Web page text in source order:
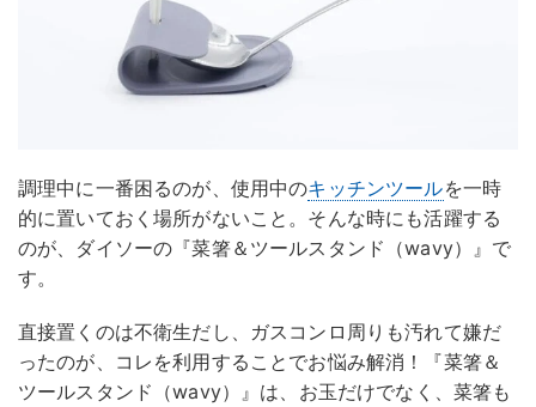
調理中に一番困るのが、使用中のキッチンツールを一時
的に置いておく場所がないこと。そんな時にも活躍する
のが、ダイソーの『菜箸＆ツールスタンド（wavy）』で
す。
直接置くのは不衛生だし、ガスコンロ周りも汚れて嫌だ
ったのが、コレを利用することでお悩み解消！『菜箸＆
ツールスタンド（wavy）』は、お玉だけでなく、菜箸も